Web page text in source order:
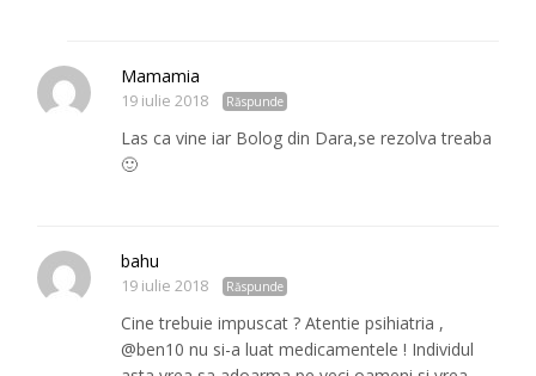
Mamamia
19 iulie 2018 Răspunde
Las ca vine iar Bolog din Dara,se rezolva treaba
🙂
bahu
19 iulie 2018 Răspunde
Cine trebuie impuscat ? Atentie psihiatria ,
@ben10 nu si-a luat medicamentele ! Individul